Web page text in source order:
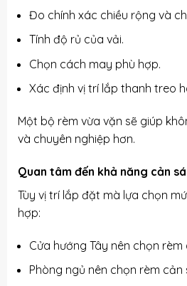
Đo chính xác chiều rộng và
Tính độ rủ của vải.
Chọn cách may phù hợp.
Xác định vị trí lắp thanh treo
Một bộ rèm vừa vặn sẽ giúp
và chuyên nghiệp hơn.
Quan tâm đến khả năng cản
Tùy vị trí lắp đặt mà lựa chọn
hợp:
Cửa hướng Tây nên chọn
Phòng ngủ nên chọn rèm cản